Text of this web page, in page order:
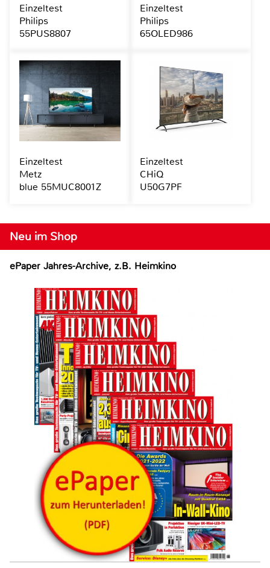
Neu im Shop
ePaper Jahres-Archive, z.B. Heimkino
Einzeltest
Philips
55PUS8807
Einzeltest
Philips
65OLED986
Einzeltest
Metz
blue 55MUC8001Z
Einzeltest
CHiQ
U50G7PF